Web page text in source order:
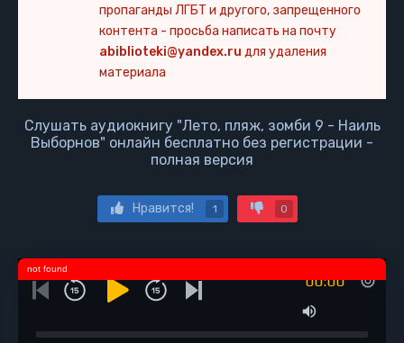
пропаганды ЛГБТ и другого, запрещенного
контента - просьба написать на почту
abiblioteki@yandex.ru для удаления
материала
Слушать аудиокнигу "Лето, пляж, зомби 9 - Наиль
Выборнов" онлайн бесплатно без регистрации -
полная версия
Нравится! 1 0
00:00
not found